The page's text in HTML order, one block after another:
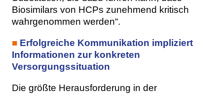
Biosimilars von HCPs zunehmend kritisch
wahrgenommen werden“.
■ Erfolgreiche Kommunikation impliziert
Informationen zur konkreten
Versorgungssituation
Die größte Herausforderung in der